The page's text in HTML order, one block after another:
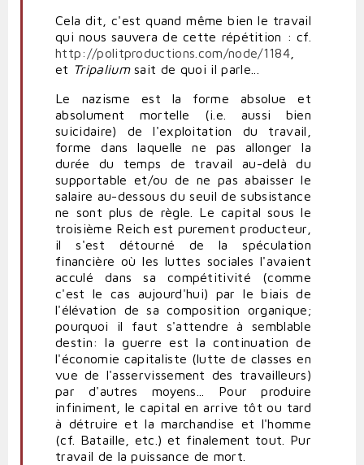
Cela dit, c'est quand même bien le travail
qui nous sauvera de cette répétition : cf.
http://politproductions.com/node/1184,
et Tripaliumsait de quoi il parle...
Le nazisme est la forme absolue et
absolument mortelle (i.e. aussi bien
suicidaire) de l'exploitation du travail,
forme dans laquelle ne pas allonger la
durée du temps de travail au-delà du
supportable et/ou de ne pas abaisser le
salaire au-dessous du seuil de subsistance
ne sont plus de règle. Le capital sous le
troisième Reich est purement producteur,
il s'est détourné de la spéculation
financière où les luttes sociales l'avaient
acculé dans sa compétitivité (comme
c'est le cas aujourd'hui) par le biais de
l'élévation de sa composition organique;
pourquoi il faut s'attendre à semblable
destin: la guerre est la continuation de
l'économie capitaliste (lutte de classes en
vue de l'asservissement des travailleurs)
par d'autres moyens... Pour produire
infiniment, le capital en arrive tôt ou tard
à détruire et la marchandise et l'homme
(cf. Bataille, etc.) et finalement tout. Pur
travail de la puissance de mort.